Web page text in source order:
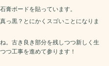
膏ボードを貼っています。
っ黒？とにかくスゴいことになりま
。古き良き部分を残しつつ新しく生
つ工事を進めて参ります！